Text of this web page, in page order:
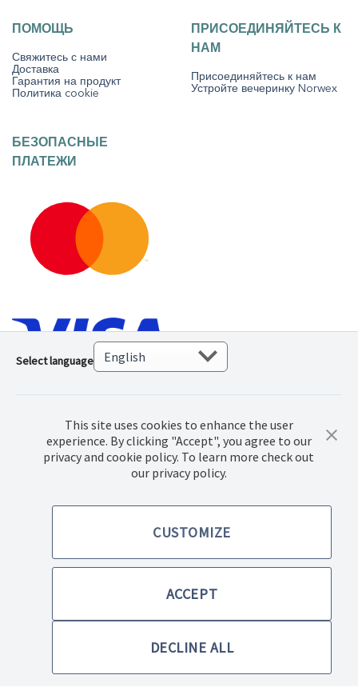
ПОМОЩЬ
Свяжитесь с нами
Доставка
Гарантия на продукт
Политика cookie
ПРИСОЕДИНЯЙТЕСЬ К
НАМ
Присоединяйтесь к нам
Устройте вечеринку Norwex
БЕЗОПАСНЫЕ
ПЛАТЕЖИ
© 2022 Norwex Baltic SIA, Все права защищены.
Правила купли-продажи товаров
Select language
This site uses cookies to enhance the user
experience. By clicking "Accept", you agree to our
privacy and cookie policy. To learn more check out
our privacy policy.
CUSTOMIZE
ACCEPT
DECLINE ALL